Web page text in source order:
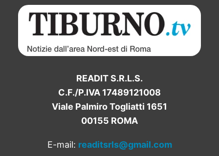
READIT S.R.L.S.
C.F./P.IVA 17489121008
Viale Palmiro Togliatti 1651
00155 ROMA
E-mail: readitsrls@gmail.com